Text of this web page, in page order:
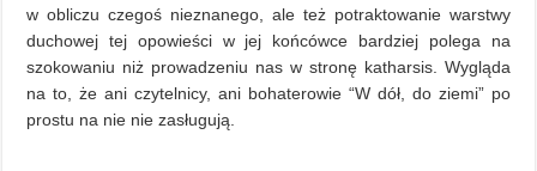
w obliczu czegoś nieznanego, ale też potraktowanie warstwy
duchowej tej opowieści w jej końcówce bardziej polega na
szokowaniu niż prowadzeniu nas w stronę katharsis. Wygląda
na to, że ani czytelnicy, ani bohaterowie “W dół, do ziemi” po
prostu na nie nie zasługują.